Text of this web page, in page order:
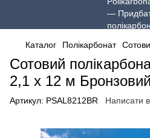
Каталог Полікарбонат
Сотовий
2,1 x 12 м Бронзовий
Артикул: PSAL8212BR Написати